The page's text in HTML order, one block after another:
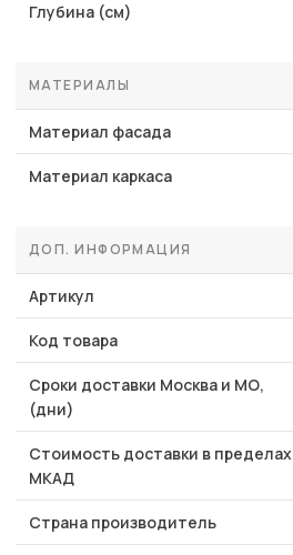
Глубина (см)
МАТЕРИАЛЫ
Материал фасада
Материал каркаса
ДОП. ИНФОРМАЦИЯ
Артикул
Код товара
Сроки доставки Москва и МО,
(дни)
Стоимость доставки в пределах
МКАД
Страна производитель